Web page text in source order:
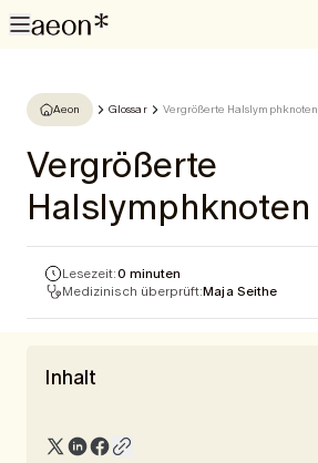
Aeon Glossar Vergrößerte Halslymphknoten
Vergrößerte
Halslymphknoten
Lesezeit:0 minuten
Medizinisch überprüft:Maja Seithe
Inhalt